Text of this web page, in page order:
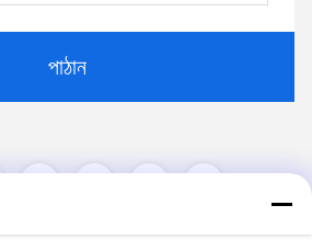
পাঠান